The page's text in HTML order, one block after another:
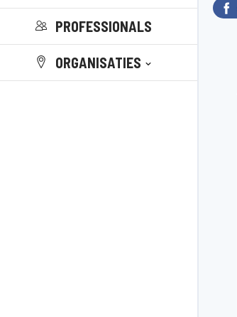
PROFESSIONALS
ORGANISATIES